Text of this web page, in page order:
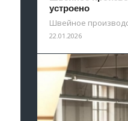
устроено
Швейное
22.01.2026